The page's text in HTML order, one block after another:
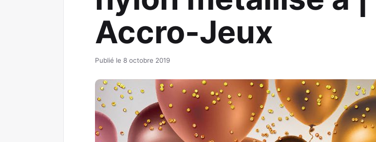
Accro-Jeux
Publié le 8 octobre 2019